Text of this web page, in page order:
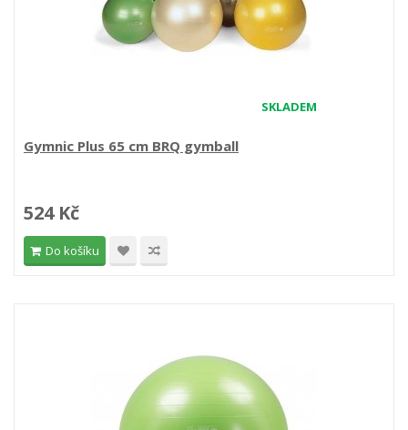
SKLADEM
Gymnic Plus 65 cm BRQ gymball
524 Kč
Do košíku